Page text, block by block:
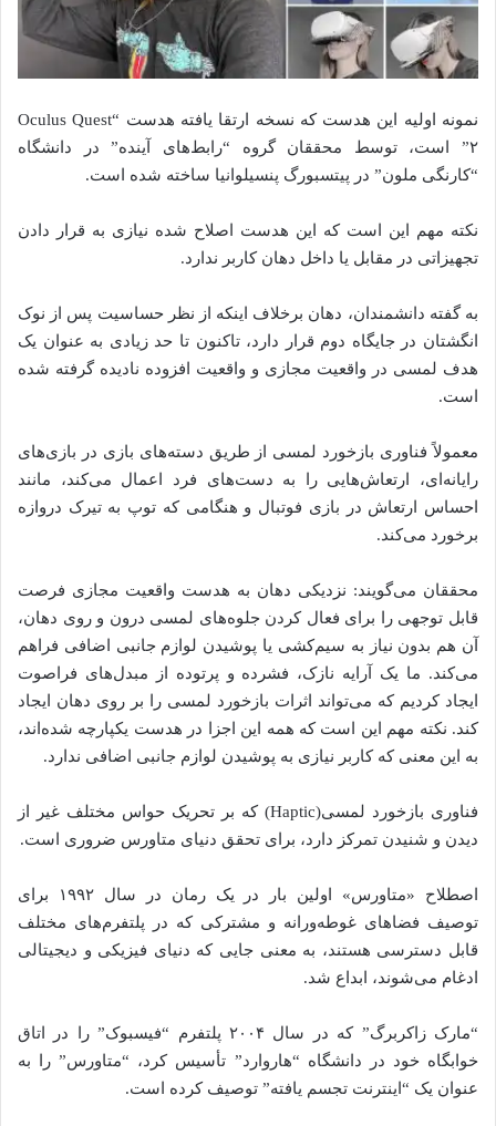
نمونه اولیه این هدست که نسخه ارتقا یافته هدست “Oculus Quest
۲” است، توسط محققان گروه “رابط‌های آینده” در دانشگاه
“کارنگی ملون” در پیتسبورگ پنسیلوانیا ساخته شده است.
نکته مهم این است که این هدست اصلاح شده نیازی به قرار دادن
تجهیزاتی در مقابل یا داخل دهان کاربر ندارد.
به گفته دانشمندان، دهان برخلاف اینکه از نظر حساسیت پس از نوک
انگشتان در جایگاه دوم قرار دارد، تاکنون تا حد زیادی به عنوان یک
هدف لمسی در واقعیت مجازی و واقعیت افزوده نادیده گرفته شده
است.
معمولاً فناوری بازخورد لمسی از طریق دسته‌های بازی در بازی‌های
رایانه‌ای، ارتعاش‌هایی را به دست‌های فرد اعمال می‌کند، مانند
احساس ارتعاش در بازی فوتبال و هنگامی که توپ به تیرک دروازه
برخورد می‌کند.
محققان می‌گویند: نزدیکی دهان به هدست واقعیت مجازی فرصت
قابل توجهی را برای فعال کردن جلوه‌های لمسی درون و روی دهان،
آن هم بدون نیاز به سیم‌کشی یا پوشیدن لوازم جانبی اضافی فراهم
می‌کند. ما یک آرایه نازک، فشرده و پرتوده از مبدل‌های فراصوت
ایجاد کردیم که می‌تواند اثرات بازخورد لمسی را بر روی دهان ایجاد
کند. نکته مهم این است که همه این اجزا در هدست یکپارچه شده‌اند،
به این معنی که کاربر نیازی به پوشیدن لوازم جانبی اضافی ندارد.
فناوری بازخورد لمسی(Haptic) که بر تحریک حواس مختلف غیر از
دیدن و شنیدن تمرکز دارد، برای تحقق دنیای متاورس ضروری است.
اصطلاح «متاورس» اولین بار در یک رمان در سال ۱۹۹۲ برای
توصیف فضاهای غوطه‌ورانه و مشترکی که در پلتفرم‌های مختلف
قابل دسترسی هستند، به معنی جایی که دنیای فیزیکی و دیجیتالی
ادغام می‌شوند، ابداع شد.
“مارک زاکربرگ” که در سال ۲۰۰۴ پلتفرم “فیسبوک” را در اتاق
خوابگاه خود در دانشگاه “هاروارد” تأسیس کرد، “متاورس” را به
عنوان یک “اینترنت تجسم یافته” توصیف کرده است.